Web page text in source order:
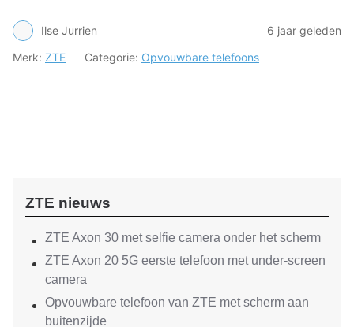
Ilse Jurrien
6 jaar geleden
Merk: ZTE Categorie: Opvouwbare telefoons
ZTE nieuws
ZTE Axon 30 met selfie camera onder het scherm
ZTE Axon 20 5G eerste telefoon met under-screen
camera
Opvouwbare telefoon van ZTE met scherm aan
buitenzijde